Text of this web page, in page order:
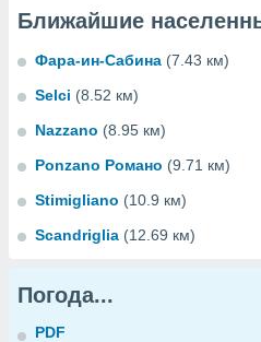
Ближайшие
Фара-ин-Сабина (7.43 км)
Selci (8.52 км)
Nazzano (8.95 км)
Ponzano Романо (9.71 км)
Stimigliano (10.9 км)
Scandriglia (12.69 км)
Погода...
PDF